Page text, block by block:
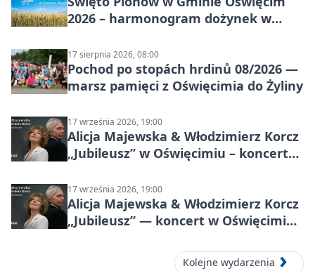
2026 – harmonogram dożynek w
17 sierpnia 2026, 08:00
Pochod po stopách hrdinů 08/2026 —
marsz pamięci z Oświęcimia do Żyliny
17 września 2026, 19:00
Alicja Majewska & Włodzimierz Korcz
„Jubileusz” w Oświęcimiu – koncert
17 września 2026, 19:00
Alicja Majewska & Włodzimierz Korcz
„Jubileusz” — koncert w Oświęcimiu,
Kolejne wydarzenia